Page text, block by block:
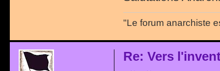
"Le forum anarchiste
Re: Vers